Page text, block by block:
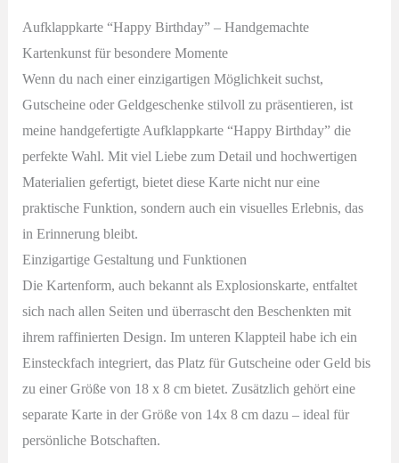
Karos
Menge
Aufklappkarte “Happy Birthday” – Handgemachte
Kartenkunst für besondere Momente
Wenn du nach einer einzigartigen Möglichkeit suchst,
Gutscheine oder Geldgeschenke stilvoll zu präsentieren, ist
meine handgefertigte Aufklappkarte “Happy Birthday” die
perfekte Wahl. Mit viel Liebe zum Detail und hochwertigen
Materialien gefertigt, bietet diese Karte nicht nur eine
praktische Funktion, sondern auch ein visuelles Erlebnis, das
in Erinnerung bleibt.
Einzigartige Gestaltung und Funktionen
Die Kartenform, auch bekannt als Explosionskarte, entfaltet
sich nach allen Seiten und überrascht den Beschenkten mit
ihrem raffinierten Design. Im unteren Klappteil habe ich ein
Einsteckfach integriert, das Platz für Gutscheine oder Geld bis
zu einer Größe von 18 x 8 cm bietet. Zusätzlich gehört eine
separate Karte in der Größe von 14x 8 cm dazu – ideal für
persönliche Botschaften.